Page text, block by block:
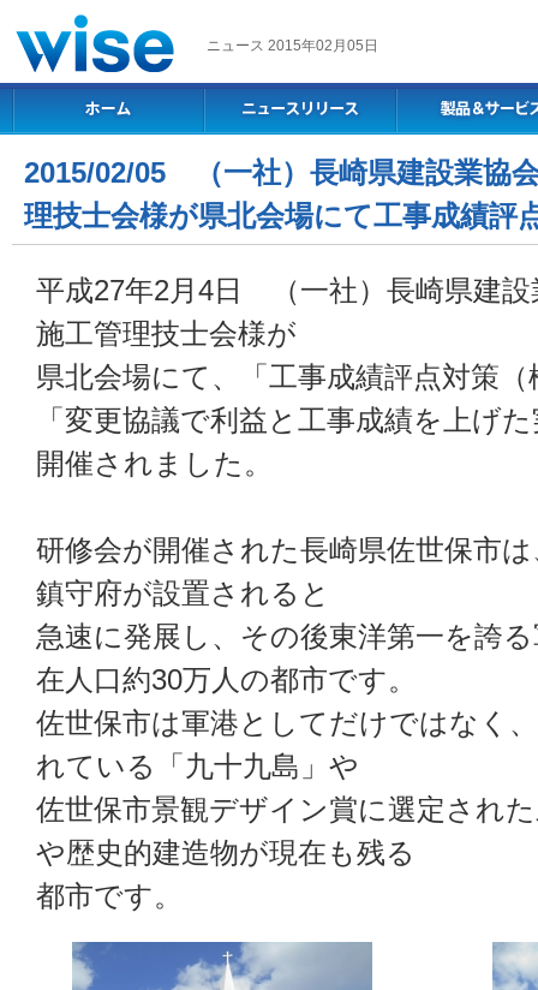
ニュース 2015年02月05日
2015/02/05 （一社）長崎県建設業協
理技士会様が県北会場にて工事成績評
平成27年2月4日 （一社）長崎県建設
施工管理技士会様が
県北会場にて、「工事成績評点対策（
「変更協議で利益と工事成績を上げ
開催されました。
研修会が開催された長崎県佐世保市
鎮守府が設置されると
急速に発展し、その後東洋第一を誇
在人口約30万人の都市です。
佐世保市は軍港としてだけではなく
れている「九十九島」や
佐世保市景観デザイン賞に選定され
や歴史的建造物が現在も残る
都市です。